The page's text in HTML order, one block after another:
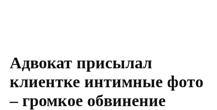
Адвокат присылал
клиентке интимные фото
– громкое обвинение